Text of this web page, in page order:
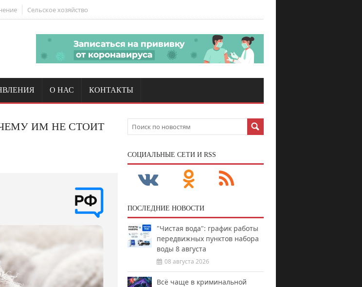
Сельское хозяйство
О НАС КОНТАКТЫ
ИМ НЕ СТОИТ
CОЦИАЛЬНЫЕ СЕТИ И RSS
ПОСЛЕДНИЕ НОВОСТИ
"Чистая вода": график работы
передвижных пунктов набора
воды 8 августа
08 августа 2026
Всё чаще в криминальной